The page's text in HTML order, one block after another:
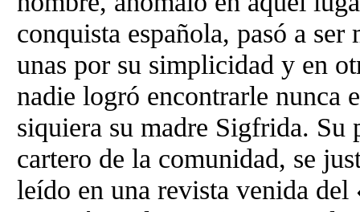
conquista española, pasó a
unas por su simplicidad y en
nadie logró encontrarle nunca
siquiera su madre Sigfrida. Su
cartero de la comunidad, se
leído en una revista venida